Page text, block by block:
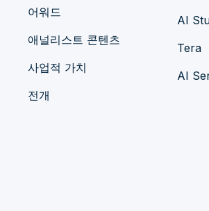
어워드
애널리스트 콘텐츠
사업적 가치
전개
AI
Tera
AI